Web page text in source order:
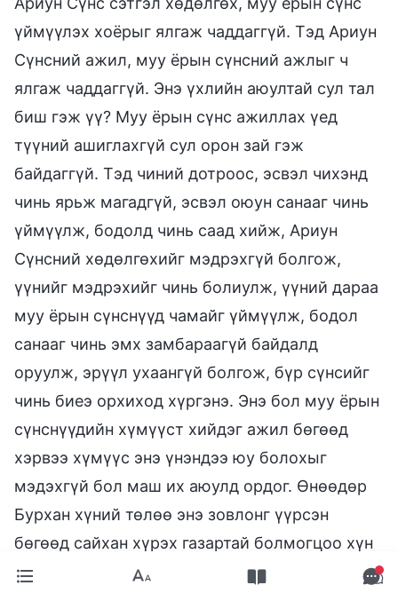
үймүүлэх хоёрыг ялгаж чаддаггүй. Тэд Ариун
Сүнсний ажил, муу ёрын сүнсний ажлыг ч
ялгаж чаддаггүй. Энэ үхлийн аюултай сул тал
биш гэж үү? Муу ёрын сүнс ажиллах үед
түүний ашиглахгүй сул орон зай гэж
байдаггүй. Тэд чиний дотроос, эсвэл чихэнд
чинь ярьж магадгүй, эсвэл оюун санааг чинь
үймүүлж, бодолд чинь саад хийж, Ариун
Сүнсний хөдөлгөхийг мэдрэхгүй болгож,
үүнийг мэдрэхийг чинь болиулж, үүний дараа
муу ёрын сүнснүүд чамайг үймүүлж, бодол
санааг чинь эмх замбараагүй байдалд
оруулж, эрүүл ухаангүй болгож, бүр сүнсийг
чинь биеэ орхиход хүргэнэ. Энэ бол муу ёрын
сүнснүүдийн хүмүүст хийдэг ажил бөгөөд
хэрвээ хүмүүс энэ үнэндээ юу болохыг
мэдэхгүй бол маш их аюулд ордог. Өнөөдөр
Бурхан хүний төлөө энэ зовлонг үүрсэн
бөгөөд сайхан хүрэх газартай болмогцоо хүн
Бурханы төлөө зөвхөн амьдраад зогсохгүй